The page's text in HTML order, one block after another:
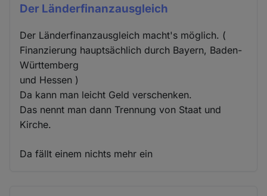
Der Länderfinanzausgleich
Der Länderfinanzausgleich macht's möglich. (
Finanzierung hauptsächlich durch Bayern, Baden-
Württemberg
und Hessen )
Da kann man leicht Geld verschenken.
Das nennt man dann Trennung von Staat und
Kirche.
Da fällt einem nichts mehr ein